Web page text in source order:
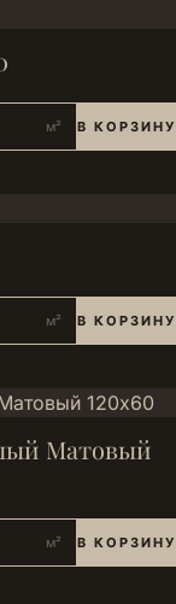
м² В КОРЗИНУ
м² В КОРЗИНУ
Матовый
м² В КОРЗИНУ